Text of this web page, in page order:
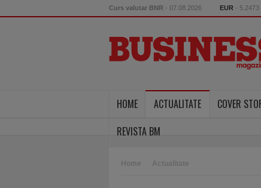
Curs valutar BNR - 07.08.2026 EUR - 5.2473
HOME ACTUALITATE COVER
REVISTA BM
Home Actualitate